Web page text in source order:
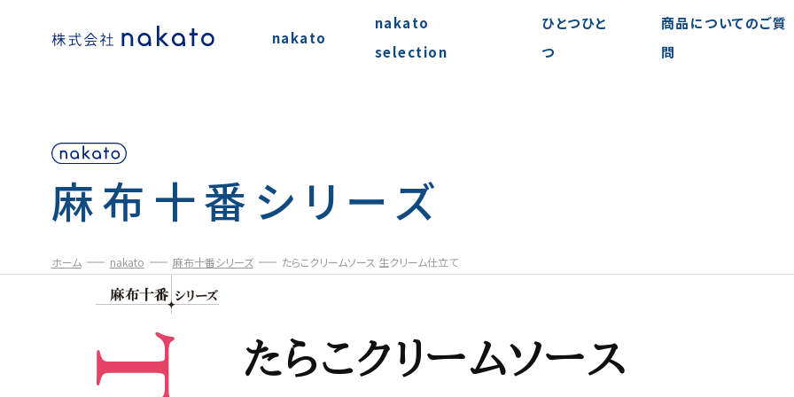
nakato
nakato
selection
ひとつひと
つ
商品についてのご質
問
麻布十番シリーズ
ホーム nakato 麻布十番シリーズ たらこクリームソース 生クリーム仕立て
たらこクリームソース